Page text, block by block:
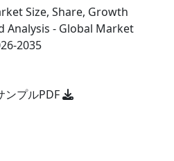
Size, Share, Growth
Analysis - Global Market
2035
ンプルPDF